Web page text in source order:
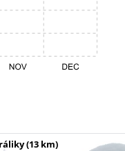
(13 km)